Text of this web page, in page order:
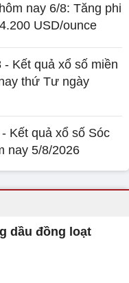
nay 6/8: Tăng phi
USD/ounce
- Kết quả xổ số miền
thứ Tư ngày
Kết quả xổ số Sóc
nay 5/8/2026
dầu đồng loạt